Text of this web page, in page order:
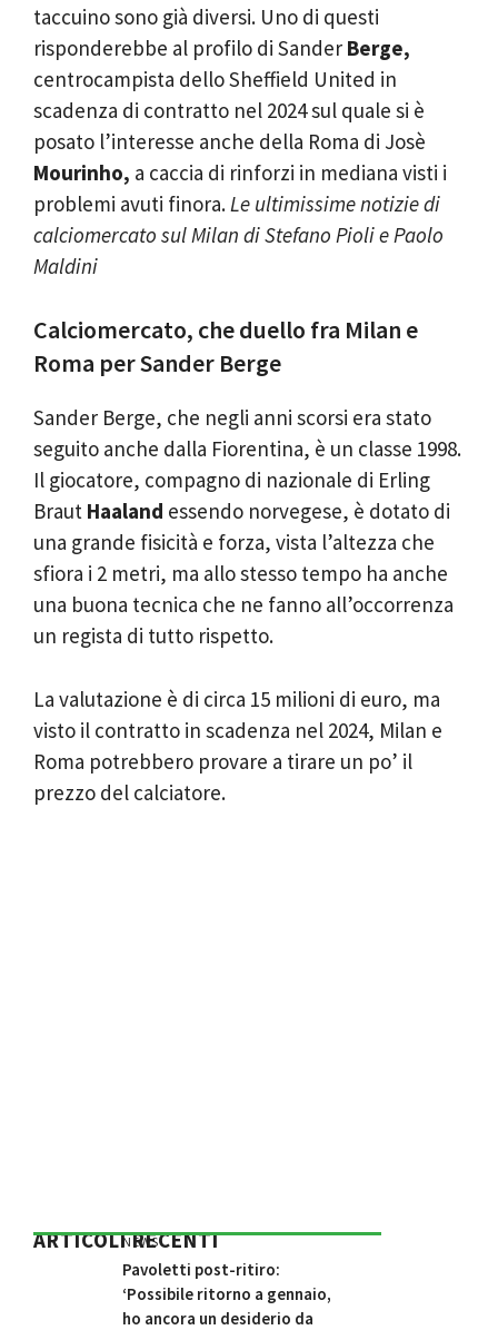
taccuino sono già diversi. Uno di questi
risponderebbe al profilo di Sander Berge,
centrocampista dello Sheffield United in
scadenza di contratto nel 2024 sul quale si è
posato l’interesse anche della Roma di Josè
Mourinho, a caccia di rinforzi in mediana visti i
problemi avuti finora. Le ultimissime notizie di
calciomercato sul Milan di Stefano Pioli e Paolo
Maldini
Calciomercato, che duello fra Milan e
Roma per Sander Berge
Sander Berge, che negli anni scorsi era stato
seguito anche dalla Fiorentina, è un classe 1998.
Il giocatore, compagno di nazionale di Erling
Braut Haaland essendo norvegese, è dotato di
una grande fisicità e forza, vista l’altezza che
sfiora i 2 metri, ma allo stesso tempo ha anche
una buona tecnica che ne fanno all’occorrenza
un regista di tutto rispetto.
La valutazione è di circa 15 milioni di euro, ma
visto il contratto in scadenza nel 2024, Milan e
Roma potrebbero provare a tirare un po’ il
prezzo del calciatore.
ARTICOLI RECENTI
NEWS
Pavoletti post-ritiro:
‘Possibile ritorno a gennaio,
ho ancora un desiderio da